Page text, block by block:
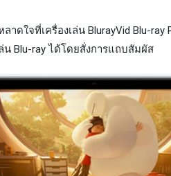
ดใจที่เครื่องเล่น BlurayVid Blu-
Blu-ray ได้โดยสั่งการแถบสัมผัส